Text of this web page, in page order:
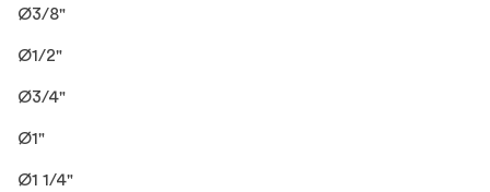
Ø3/8"
Ø1/2"
Ø3/4"
Ø1"
Ø1 1/4"